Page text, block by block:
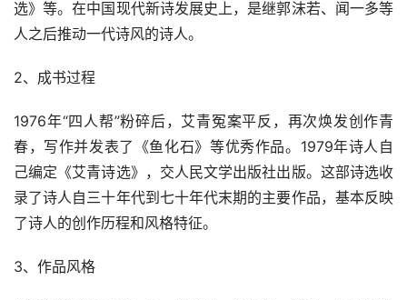
选》等。在中国现代新诗发展史上，是继郭沫若、闻一多等
人之后推动一代诗风的诗人。
2、成书过程
1976年“四人帮”粉碎后，艾青冤案平反，再次焕发创作青
春，写作并发表了《鱼化石》等优秀作品。1979年诗人自
己编定《艾青诗选》，交人民文学出版社出版。这部诗选收
录了诗人自三十年代到七十年代末期的主要作品，基本反映
了诗人的创作历程和风格特征。
3、作品风格